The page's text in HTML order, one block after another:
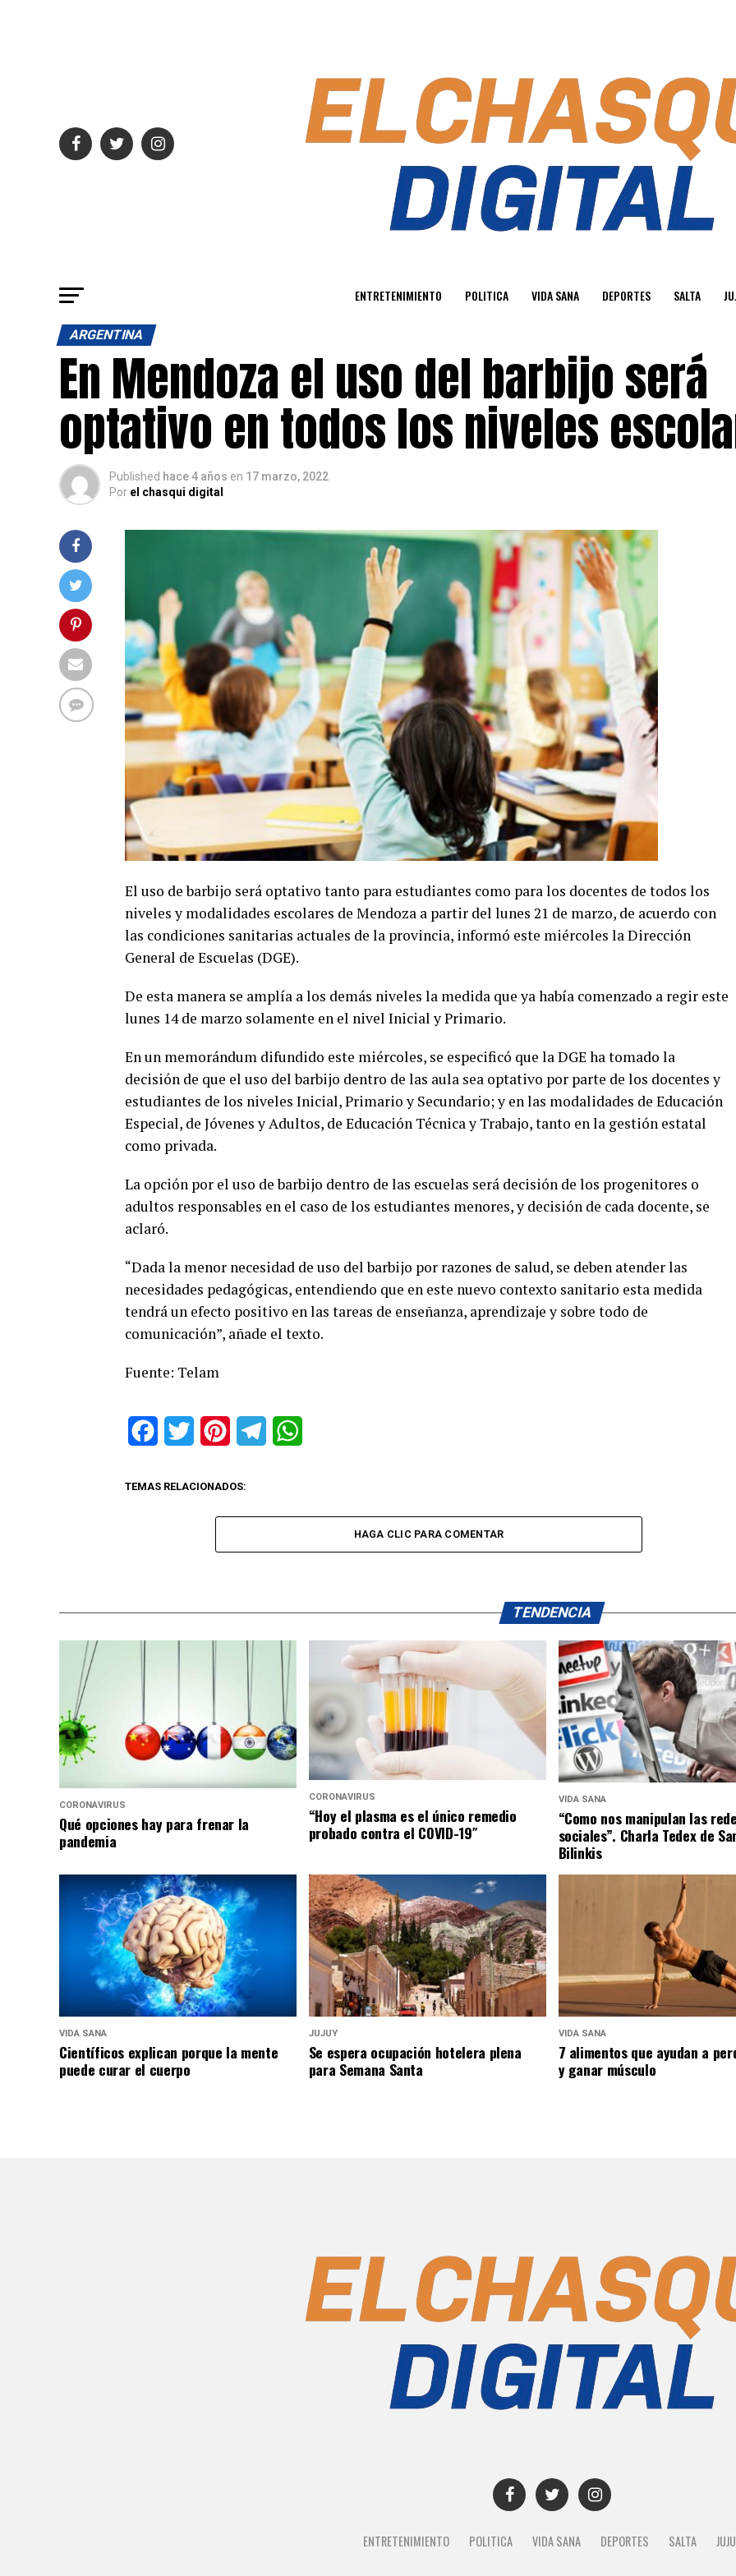
ENTRETENIMIENTO POLITICA VIDA SANA DEPORTES SALTA
ARGENTINA
En Mendoza el uso del barbijo será
optativo en todos los niveles
Published hace 4 años en 17 marzo, 2022
Por el chasqui digital
El uso de barbijo será optativo tanto para estudiantes como para los docentes de todos los
niveles y modalidades escolares de Mendoza a partir del lunes 21 de marzo, de acuerdo con
las condiciones sanitarias actuales de la provincia, informó este miércoles la Dirección
General de Escuelas (DGE).
De esta manera se amplía a los demás niveles la medida que ya había comenzado a regir este
lunes 14 de marzo solamente en el nivel Inicial y Primario.
En un memorándum difundido este miércoles, se especificó que la DGE ha tomado la
decisión de que el uso del barbijo dentro de las aula sea optativo por parte de los docentes y
estudiantes de los niveles Inicial, Primario y Secundario; y en las modalidades de Educación
Especial, de Jóvenes y Adultos, de Educación Técnica y Trabajo, tanto en la gestión estatal
como privada.
La opción por el uso de barbijo dentro de las escuelas será decisión de los progenitores o
adultos responsables en el caso de los estudiantes menores, y decisión de cada docente, se
aclaró.
“Dada la menor necesidad de uso del barbijo por razones de salud, se deben atender las
necesidades pedagógicas, entendiendo que en este nuevo contexto sanitario esta medida
tendrá un efecto positivo en las tareas de enseñanza, aprendizaje y sobre todo de
comunicación”, añade el texto.
Fuente: Telam
FacebookTwitter PinterestTelegram
TEMAS RELACIONADOS:
HAGA CLIC PARA COMENTAR
TENDENCIA
CORONAVIRUS
Qué opciones hay para frenar la
pandemia
CORONAVIRUS
“Hoy el plasma es el único remedio
probado contra el COVID-19″
VIDA SANA
“Como nos manipulan las
sociales”. Charla Tedex de
Bilinkis
VIDA SANA
Científicos explican porque la mente
puede curar el cuerpo
JUJUY
Se espera ocupación hotelera plena
para Semana Santa
VIDA SANA
7 alimentos que ayudan a
y ganar músculo
ENTRETENIMIENTO POLITICA VIDA SANA DEPORTES SALTA